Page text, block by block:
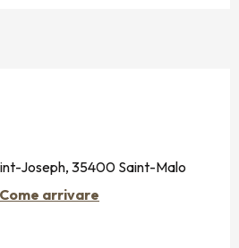
Joseph, 35400 Saint-Malo
Come arrivare